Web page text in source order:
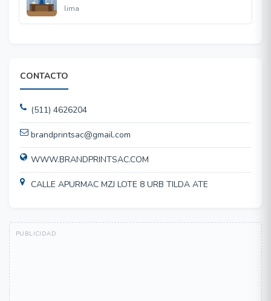
lima
CONTACTO
(511) 4626204
brandprintsac@gmail.com
WWW.BRANDPRINTSAC.COM
CALLE APURMAC MZJ LOTE 8 URB TILDA ATE